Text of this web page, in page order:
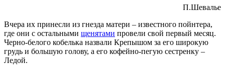
П.Шевалье
Вчера их принесли из гнезда матери – известного пойнтера,
где они с остальными щенятами провели свой первый месяц.
Черно-белого кобелька назвали Крепышом за его широкую
грудь и большую голову, а его кофейно-пегую сестренку –
Ледой.